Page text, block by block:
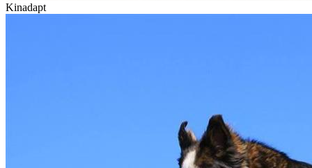
Kinadapt